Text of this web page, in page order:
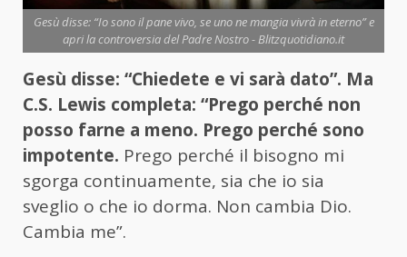
Gesù disse: “Io sono il pane vivo, se uno ne mangia vivrà in eterno” e
apri la controversia del Padre Nostro - Blitzquotidiano.it
Gesù disse: “Chiedete e vi sarà dato”. Ma
C.S. Lewis completa: “Prego perché non
posso farne a meno. Prego perché sono
impotente. Prego perché il bisogno mi
sgorga continuamente, sia che io sia
sveglio o che io dorma. Non cambia Dio.
Cambia me”.